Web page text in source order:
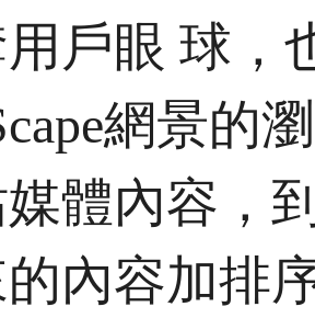
戶眼 球，
網景的
體內容，
內容加排